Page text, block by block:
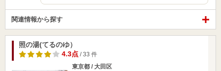
関連情報から探す
照の湯(てるのゆ）
4.3点 / 33 件
東京都 / 大田区